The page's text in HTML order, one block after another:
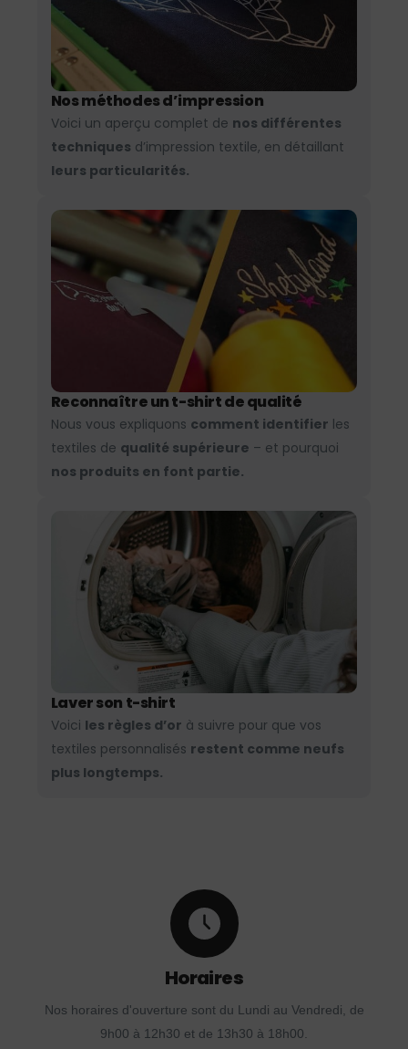
Nos méthodes d’impression
Voici un aperçu complet de nos différentes
techniques d’impression textile, en détaillant
leurs particularités.
Reconnaître un t-shirt de qualité
Nous vous expliquons comment identifier les
textiles de qualité supérieure – et pourquoi
nos produits en font partie.
Laver son t-shirt
Voici les règles d’or à suivre pour que vos
textiles personnalisés restent comme neufs
plus longtemps.
Horaires
Nos horaires d'ouverture sont du Lundi au Vendredi, de
9h00 à 12h30 et de 13h30 à 18h00.